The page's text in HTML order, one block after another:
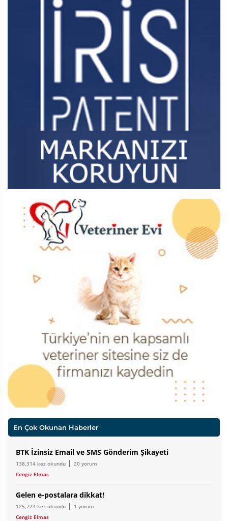
En Çok Okunan Haberler
BTK İzinsiz Email ve SMS Gönderim Şikayeti
138,314 kez okundu | 20 yorum
Cengiz Elmas
Gelen e-postalara dikkat!
125,724 kez okundu | 1 yorum
Cengiz Elmas